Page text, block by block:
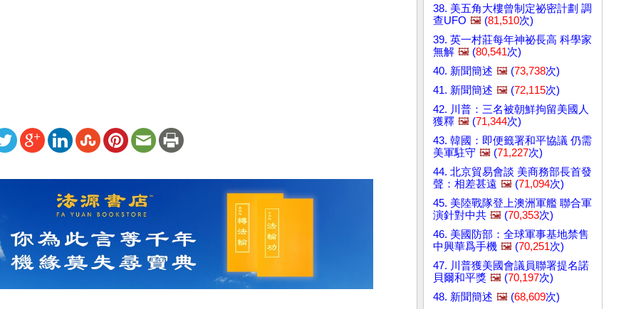
38. 美五角大樓曾制定祕密計劃 調
查UFO 🖼️ (81,510次)
39. 英一村莊每年神祕長高 科學家
無解 🖼️ (80,541次)
40. 新聞簡述 🖼️ (73,738次)
41. 新聞簡述 🖼️ (72,115次)
42. 川普：三名被朝鮮拘留美國人
獲釋 🖼️ (71,344次)
43. 韓國：即便籤署和平協議 仍需
美軍駐守 🖼️ (71,227次)
44. 北京貿易會談 美商務部長首發
聲：相差甚遠 🖼️ (71,094次)
45. 美陸戰隊登上澳洲軍艦 聯合軍
演針對中共 🖼️ (70,353次)
46. 美國防部：全球軍事基地禁售
中興華爲手機 🖼️ (70,251次)
47. 川普獲美國會議員聯署提名諾
貝爾和平獎 🖼️ (70,197次)
48. 新聞簡述 🖼️ (68,609次)